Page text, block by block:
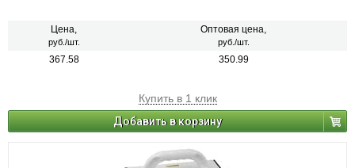
Цена,
руб./шт.
Оптовая цена,
руб./шт.
367.58 350.99
Купить в 1 клик
Добавить в корзину